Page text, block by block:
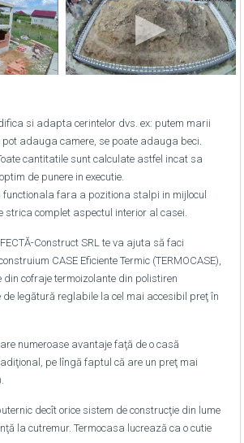
si adapta cerintelor dvs. ex: putem marii
adauga camere, se poate adauga beci.
cantitatile sunt calculate astfel incat sa
de punere in executie.
fara a pozitiona stalpi in mijlocul
strica complet aspectul interior al casei.
Construct SRL te va ajuta să faci
CASE Eficiente Termic (TERMOCASE),
din cofraje termoizolante din polistiren
de legătură reglabile la cel mai accesibil preţ în
numeroase avantaje faţă de o casă
pe lîngă faptul că are un preţ mai
decît orice sistem de construcţie din lume
la cutremur. Termocasa lucrează ca o cutie